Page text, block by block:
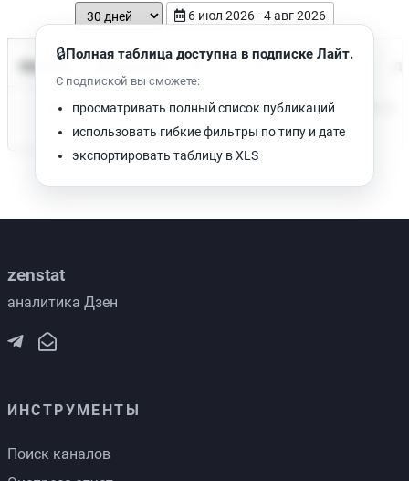
6 июл 2026 - 4 авг 2026
Время чтения
Нет доступных публикаций. Попробуйте изменить фильтр.
🔒Полная таблица доступна в подписке Лайт.
С подпиской вы сможете:
просматривать полный список публикаций
использовать гибкие фильтры по типу и дате
экспортировать таблицу в XLS
zenstat
аналитика Дзен
ИНСТРУМЕНТЫ
Поиск каналов